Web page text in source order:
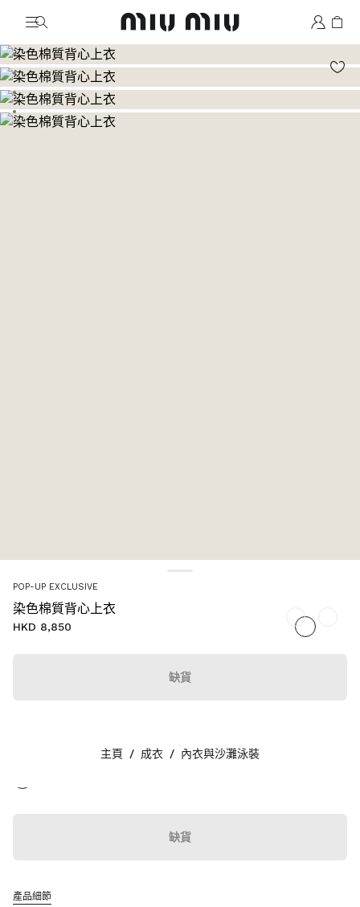
MiuMiu logo
前往圖片 1
前往圖片 2
前往圖片 3
前往圖片 4
前往圖片 5
POP-UP EXCLUSIVE
染色棉質背心上衣
HKD 8,850
缺貨
缺貨
產品細節
主頁 / 成衣 / 內衣與沙灘泳裝
聯絡方法